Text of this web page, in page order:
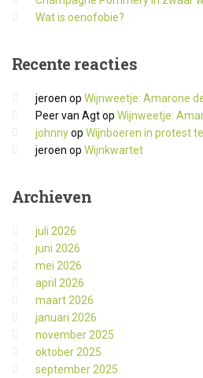
Wat is oenofobie?
Recente reacties
jeroen op Wijnweetje: Amarone
Peer van Agtop Wijnweetje:
johnnyop Wijnboeren in protest
jeroen op Wijnkwartet
Archieven
juli 2026
juni 2026
mei 2026
april 2026
maart 2026
januari 2026
november 2025
oktober 2025
september 2025